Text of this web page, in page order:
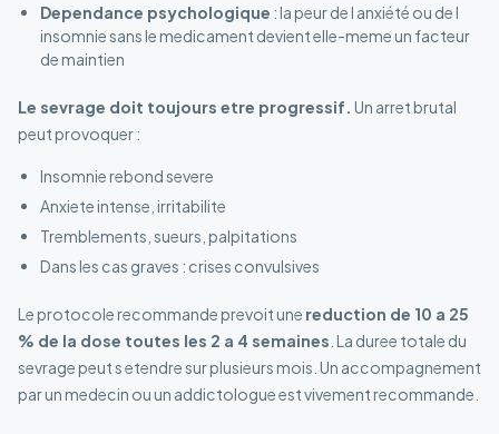
Dependance psychologique : la peur de l anxiété ou de l
insomnie sans le medicament devient elle-meme un facteur
de maintien
Le sevrage doit toujours etre progressif. Un arret brutal
peut provoquer :
Insomnie rebond severe
Anxiete intense, irritabilite
Tremblements, sueurs, palpitations
Dans les cas graves : crises convulsives
Le protocole recommande prevoit une reduction de 10 a 25
% de la dose toutes les 2 a 4 semaines . La duree totale du
sevrage peut s etendre sur plusieurs mois. Un accompagnement
par un medecin ou un addictologue est vivement recommande.